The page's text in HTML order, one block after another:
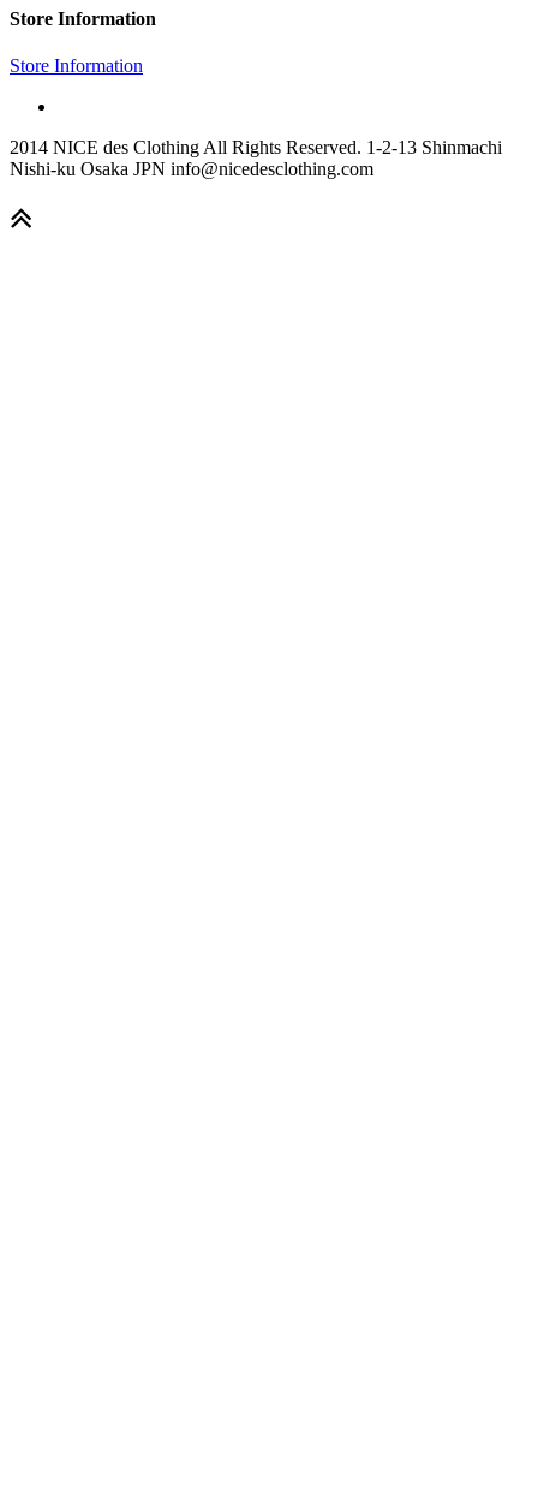
Store Information
Store Information
2014 NICE des Clothing All Rights Reserved. 1-2-13 Shinmachi
Nishi-ku Osaka JPN info@nicedesclothing.com